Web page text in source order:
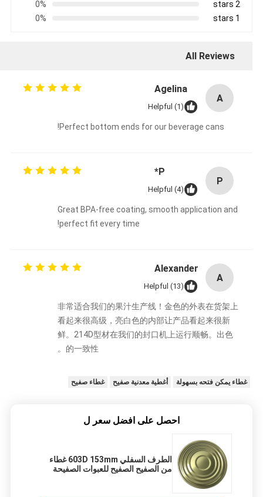
2 stars
0%
1 stars
0%
All Reviews
A
Agelina
Helpful (1)
Perfect bottom ends for our beverage cans!
P
P*
Helpful (4)
Great BPA-free coating, smooth application and
perfect fit every time!
A
Alexander
Helpful (13)
非常适合我们的果汁生产线！金色的外表在货架上
看起来很高级，亮白色的内部让产品看起来很新
鲜。214D型材在我们的封口机上运行顺畅。出色
的一致性。
غطاء يمكن فتحه بسهولة أغطية معدنية صفيح غطاء صفيح
احصل على افضل سعر ل
الطرف السفلي 603D 153mm غطاء
من الصفيح الصفيح للعبوات الصفيحة